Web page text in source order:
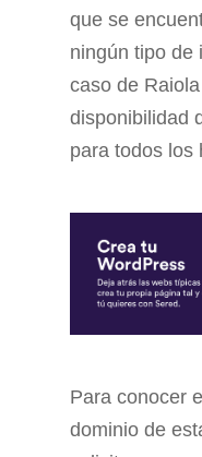
que se
ningún tipo de
caso de
disponibilidad
para todos los
Para conocer
dominio de